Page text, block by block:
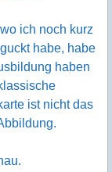
ich noch kurz
habe, habe
haben
ist nicht das